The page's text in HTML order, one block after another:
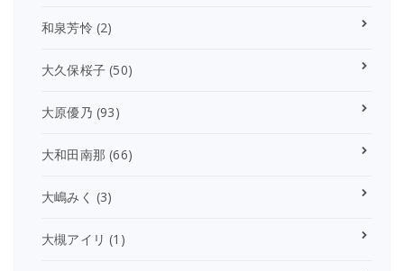
和泉芳怜 (2)
大久保桜子 (50)
大原優乃 (93)
大和田南那 (66)
大嶋みく (3)
大槻アイリ (1)